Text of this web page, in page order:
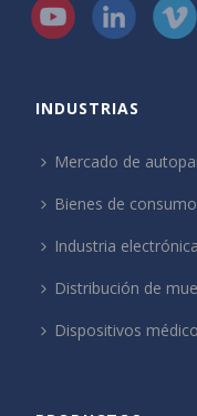
INDUSTRIAS
Mercado de
Bienes de consumo
Industria electrónica
Distribución de
Dispositivos